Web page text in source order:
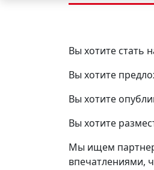
Вы хотите стать
Вы хотите
Вы хотите
Вы хотите
Мы ищем
впечатлениями,